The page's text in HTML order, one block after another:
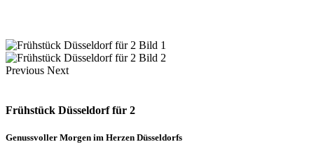
Previous Next
Frühstück Düsseldorf für 2
Genussvoller Morgen im Herzen Düsseldorfs